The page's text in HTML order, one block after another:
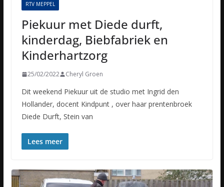
RTV MEPPEL
Piekuur met Diede durft,
kinderdag, Biebfabriek en
Kinderhartzorg
25/02/2022 Cheryl Groen
Dit weekend Piekuur uit de studio met Ingrid den
Hollander, docent Kindpunt , over haar prentenbroek
Diede Durft, Stein van
Lees meer